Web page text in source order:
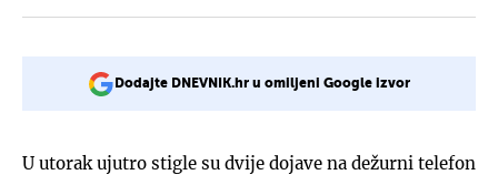
Dodajte DNEVNIK.hr u omiljeni Google izvor
U utorak ujutro stigle su dvije dojave na dežurni telefon